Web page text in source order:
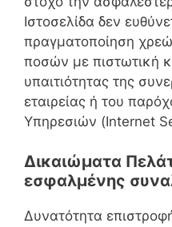
Ιστοσελίδα δεν
πραγματοποίηση
ποσών με πιστωτική
υπαιτιότητας της
εταιρείας ή του
Υπηρεσιών (Internet
Δικαιώματα
εσφαλμένης
Δυνατότητα